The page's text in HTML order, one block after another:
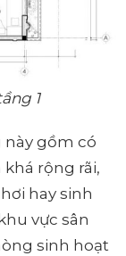
1
này gồm có
rộng rãi,
hay sinh
vực sân
sinh hoạt